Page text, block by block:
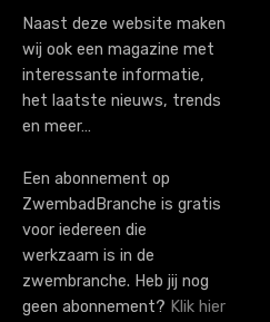
Naast deze website maken
wij ook een magazine met
interessante informatie,
het laatste nieuws, trends
en meer…
Een abonnement op
ZwembadBranche is gratis
voor iedereen die
werkzaam is in de
zwembranche. Heb jij nog
geen abonnement? Klik hier